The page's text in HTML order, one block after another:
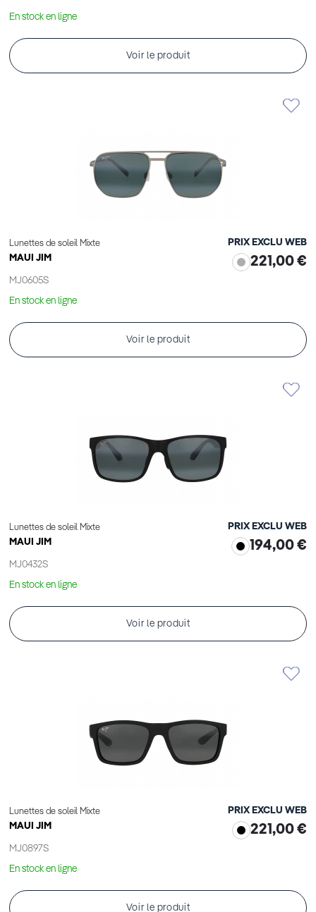
En stock en ligne
Voir le produit
Lunettes de soleil Mixte
MAUI JIM
MJ0605S
PRIX EXCLU WEB
221,00 €
En stock en ligne
Voir le produit
Lunettes de soleil Mixte
MAUI JIM
MJ0432S
PRIX EXCLU WEB
194,00 €
En stock en ligne
Voir le produit
Lunettes de soleil Mixte
MAUI JIM
MJ0897S
PRIX EXCLU WEB
221,00 €
En stock en ligne
Voir le produit